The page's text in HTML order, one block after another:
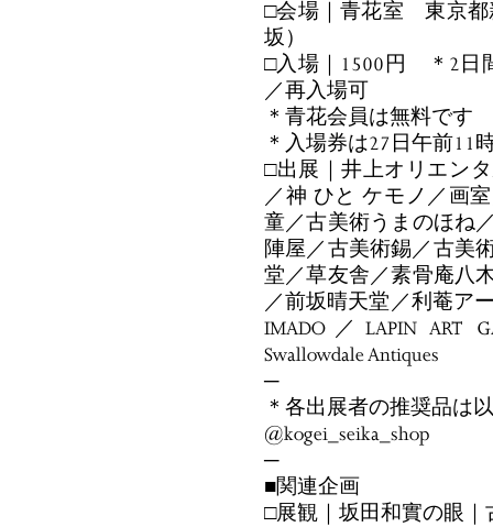
□会場｜青花室 東京都
坂）
□入場｜1500円 ＊2日
／再入場可
＊青花会員は無料です
＊入場券は27日午前11
□出展｜井上オリエン
／神 ひと ケモノ／画
童／古美術うまのほね
陣屋／古美術錫／古美
堂／草友舎／素骨庵八
／前坂晴天堂／利菴ア
IMADO／LAPIN ART
Swallowdale Antiques
─
＊各出展者の推奨品は
@kogei_seika_shop
─
■関連企画
□展観｜坂田和實の眼